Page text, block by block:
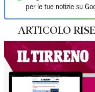
per le tue notizie su
ARTICOLO